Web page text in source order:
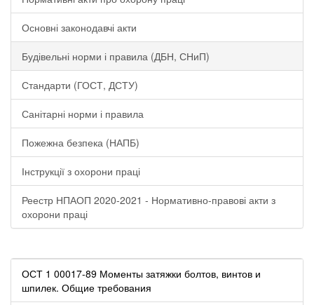
Основні законодавчі акти
Будівельні норми і правила (ДБН, СНиП)
Стандарти (ГОСТ, ДСТУ)
Санітарні норми і правила
Пожежна безпека (НАПБ)
Інструкції з охорони праці
Реестр НПАОП 2020-2021 - Нормативно-правові акти з
охорони праці
ОСТ 1 00017-89 Моменты затяжки болтов, винтов и
шпилек. Общие требования